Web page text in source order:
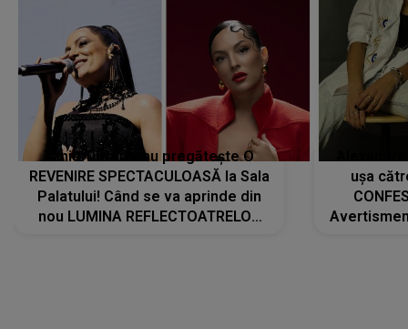
Tania Turtureanu pregătește O
REVENIRE SPECTACULOASĂ la Sala
Palatului! Când se va aprinde din
nou LUMINA REFLECTOATRELOR
ușa